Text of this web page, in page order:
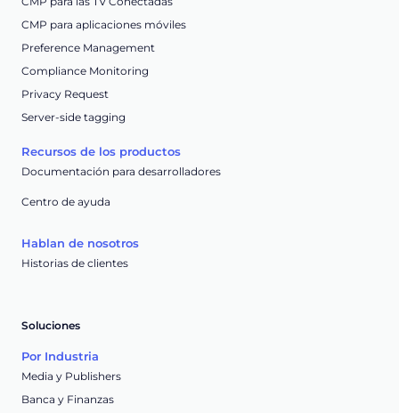
CMP para aplicaciones móviles
Preference Management
Compliance Monitoring
Privacy Request
Server-side tagging
Recursos de los productos
Documentación para desarrolladores
Centro de ayuda
Hablan de nosotros
Historias de clientes
Soluciones
Por Industria
Media y Publishers
Banca y Finanzas